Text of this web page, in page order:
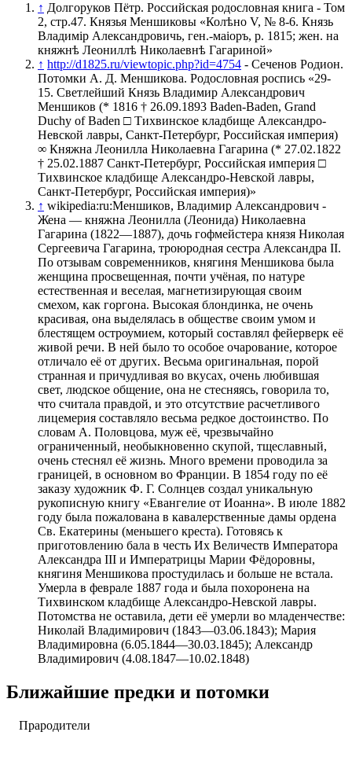
↑ Долгоруков Пётр. Российская родословная книга - Том
2, стр.47. Князья Меншиковы «Колѣно V, № 8-6. Князь
Владимiр Александровичь, ген.-маiоръ, р. 1815; жен. на
княжнѣ Леониллѣ Николаевнѣ Гагариной»
↑ http://d1825.ru/viewtopic.php?id=4754 - Сеченов Родион.
Потомки А. Д. Меншикова. Родословная роспись «29-
15. Светлейший Князь Владимир Александрович
Меншиков (* 1816 † 26.09.1893 Baden-Baden, Grand
Duchy of Baden □ Тихвинское кладбище Александро-
Невской лавры, Санкт-Петербург, Российская империя)
∞ Княжна Леонилла Николаевна Гагарина (* 27.02.1822
† 25.02.1887 Санкт-Петербург, Российская империя □
Тихвинское кладбище Александро-Невской лавры,
Санкт-Петербург, Российская империя)»
↑ wikipedia:ru:Меншиков, Владимир Александрович -
Жена — княжна Леонилла (Леонида) Николаевна
Гагарина (1822—1887), дочь гофмейстера князя Николая
Сергеевича Гагарина, троюродная сестра Александра II.
По отзывам современников, княгиня Меншикова была
женщина просвещенная, почти учёная, по натуре
естественная и веселая, магнетизирующая своим
смехом, как горгона. Высокая блондинка, не очень
красивая, она выделялась в обществе своим умом и
блестящем остроумием, который составлял фейерверк её
живой речи. В ней было то особое очарование, которое
отличало её от других. Весьма оригинальная, порой
странная и причудливая во вкусах, очень любившая
свет, людское общение, она не стесняясь, говорила то,
что считала правдой, и это отсутствие расчетливого
лицемерия составляло весьма редкое достоинство. По
словам А. Половцова, муж её, чрезвычайно
ограниченный, необыкновенно скупой, тщеславный,
очень стеснял её жизнь. Много времени проводила за
границей, в основном во Франции. В 1854 году по её
заказу художник Ф. Г. Солнцев создал уникальную
рукописную книгу «Евангелие от Иоанна». В июле 1882
году была пожалована в кавалерственные дамы ордена
Св. Екатерины (меньшего креста). Готовясь к
приготовлению бала в честь Их Величеств Императора
Александра III и Императрицы Марии Фёдоровны,
княгиня Меншикова простудилась и больше не встала.
Умерла в феврале 1887 года и была похоронена на
Тихвинском кладбище Александро-Невской лавры.
Потомства не оставила, дети её умерли во младенчестве:
Николай Владимирович (1843—03.06.1843); Мария
Владимировна (6.05.1844—30.03.1845); Александр
Владимирович (4.08.1847—10.02.1848)
Ближайшие предки и потомки
Прародители